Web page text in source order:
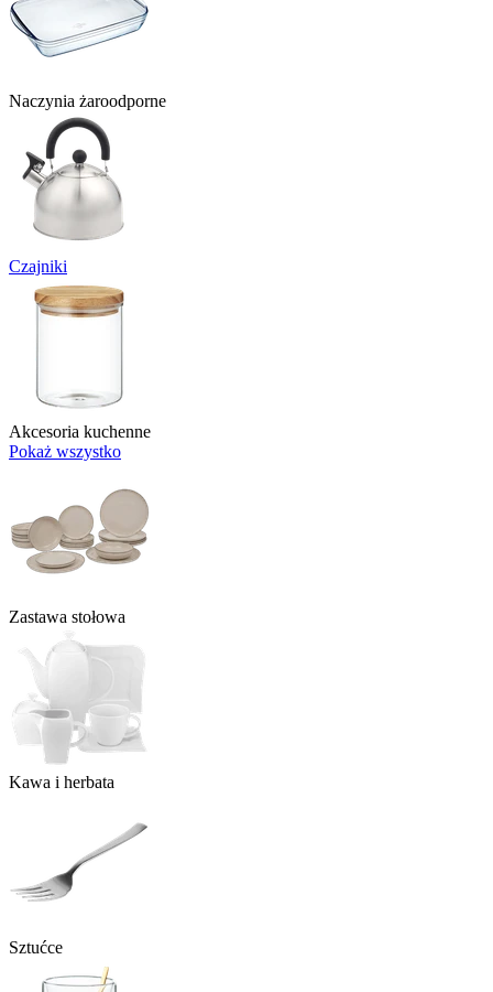
Naczynia żaroodporne
Czajniki
Akcesoria kuchenne
Pokaż wszystko
Zastawa stołowa
Kawa i herbata
Sztućce